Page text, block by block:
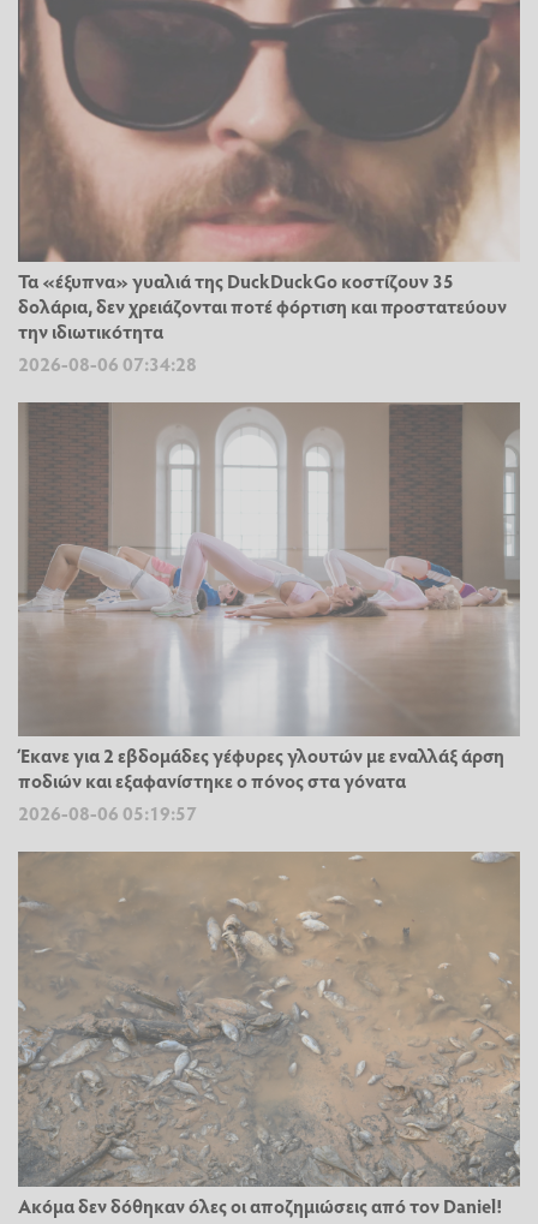
Τα «έξυπνα» γυαλιά της DuckDuckGo κοστίζουν 35
δολάρια, δεν χρειάζονται ποτέ φόρτιση και προστατεύουν
την ιδιωτικότητα
2026-08-06 07:34:28
Έκανε για 2 εβδομάδες γέφυρες γλουτών με εναλλάξ άρση
ποδιών και εξαφανίστηκε ο πόνος στα γόνατα
2026-08-06 05:19:57
Ακόμα δεν δόθηκαν όλες οι αποζημιώσεις από τον Daniel!